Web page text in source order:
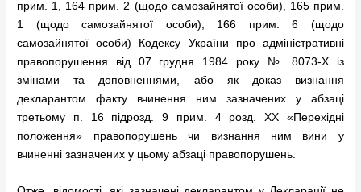
прим. 1, 164 прим. 2 (щодо самозайнятої особи), 165 прим.
1 (щодо самозайнятої особи), 166 прим. 6 (щодо
самозайнятої особи) Кодексу України про адміністративні
правопорушення від 07 грудня 1984 року № 8073-Х із
змінами та доповненнями, або як доказ визнання
декларантом факту вчинення ним зазначених у абзаці
третьому п. 16 підрозд. 9 прим. 4 розд. XX «Перехідні
положення» правопорушень чи визнання ним вини у
вчиненні зазначених у цьому абзаці правопорушень.